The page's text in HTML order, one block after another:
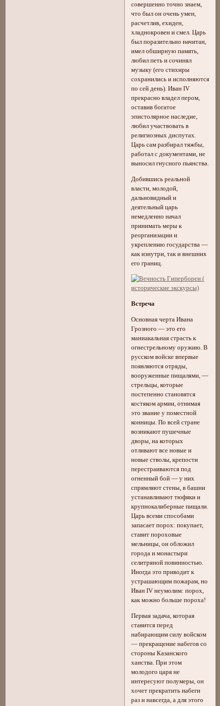
совершенно точно знаем,
что был он очень умен,
расчетлив, ехиден,
хладнокровен и смел. Царь
был поразительно начитан,
имел обширную память,
любил петь и сочинял
музыку (его стихиры
сохранились и исполняются
по сей день). Иван IV
прекрасно владел пером,
оставив богатое
эпистолярное наследие,
любил участвовать в
религиозных диспутах.
Царь сам разбирал тяжбы,
работал с документами, не
выносил гнусного пьянства.
Добившись реальной
власти, молодой,
дальновидный и
деятельный царь
немедленно начал
принимать меры к
реорганизации и
укреплению государства —
как изнутри, так и внешних
его границ.
Встреча
Основная черта Ивана
Грозного — это его
маниакальная страсть к
огнестрельному оружию. В
русском войске впервые
появляются отряды,
вооруженные пищалями, —
стрельцы, которые
постепенно становятся
костяком армии, отнимая
это звание у поместной
конницы. По всей стране
возникают пушечные
дворы, на которых
отливают все новые и
новые стволы, крепости
перестраиваются под
огненный бой — у них
спрямляют стены, в башни
устанавливают тюфяки и
крупнокалиберные пищали.
Царь всеми способами
запасает порох: покупает,
ставит пороховые
мельницы, он обложил
города и монастыри
селитряной повинностью.
Иногда это приводит к
устрашающим пожарам, но
Иван IV неумолим: порох,
как можно больше пороха!
Первая задача, которая
ставится перед
набирающим силу войском
— прекращение набегов со
стороны Казанского
ханства. При этом
молодого царя не
интересуют полумеры, он
хочет прекратить набеги
раз и навсегда, а для этого